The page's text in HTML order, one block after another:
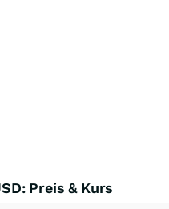
Preis & Kurs